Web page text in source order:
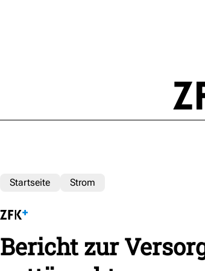
Startseite Strom
Bericht zur